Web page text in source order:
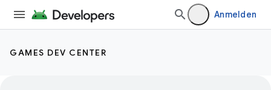
Anmelden
GAMES DEV CENTER